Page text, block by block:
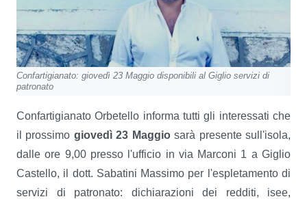
Confartigianato: giovedì 23 Maggio disponibili al Giglio servizi di
patronato
Confartigianato Orbetello informa tutti gli interessati che
il prossimo giovedì 23 Maggiosarà presente sull'isola,
dalle ore 9,00 presso l'ufficio in via Marconi 1 a Giglio
Castello, il dott. Sabatini Massimo per l'espletamento di
servizi di patronato: dichiarazioni dei redditi, isee,